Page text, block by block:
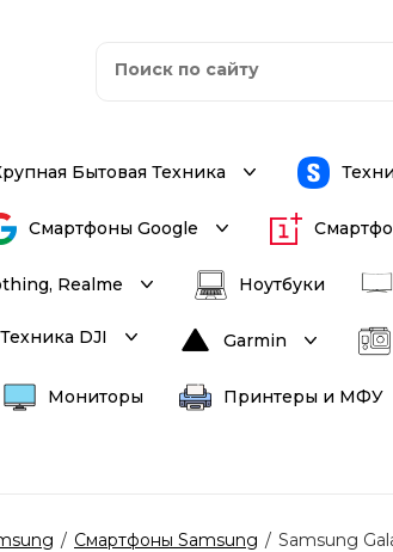
Бытовая Техника
Смартфоны Google
Realme Ноутбуки
Техника DJI Garmin
Мониторы Принтеры и МФУ
/ Смартфоны Samsung / Samsung